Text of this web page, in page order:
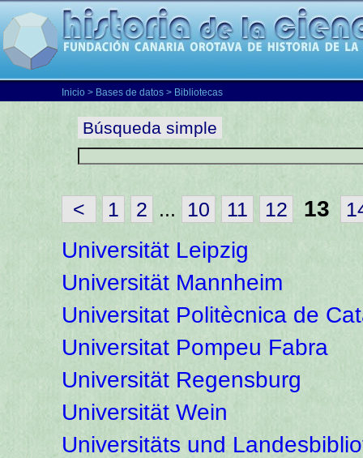
Inicio > Bases de datos > Bibliotecas
Búsqueda simple
< 1 2 ... 10 11 12 13
Universität Leipzig
Universität Mannheim
Universitat Politècnica de
Universitat Pompeu Fabra
Universität Regensburg
Universität Wein
Universitäts und